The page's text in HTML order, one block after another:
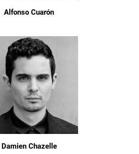
Alfonso Cuarón
Damien Chazelle